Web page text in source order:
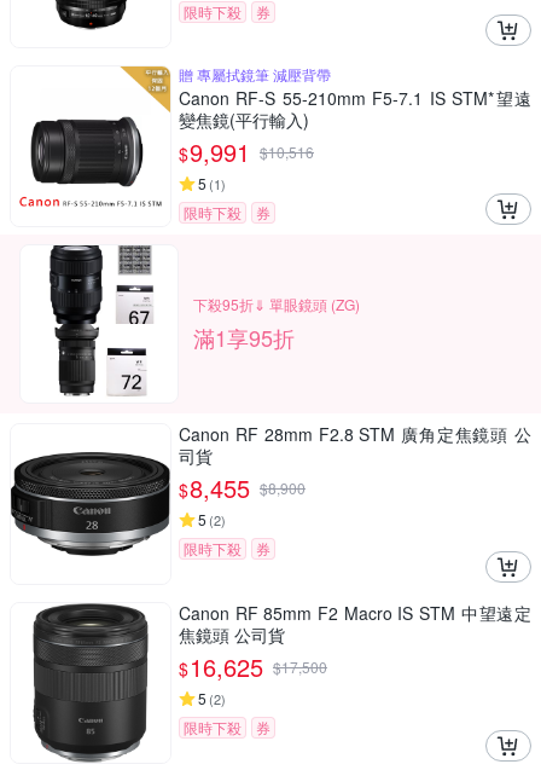
限時下殺 券
贈 專屬拭鏡筆 減壓背帶
Canon RF-S 55-210mm F5-7.1 IS STM*望遠
變焦鏡(平行輸入)
$9,991 $10,516
5 (1)
限時下殺 券
下殺95折⇓ 單眼鏡頭 (ZG)
滿1享95折
Canon RF 28mm F2.8 STM 廣角定焦鏡頭 公
司貨
$8,455 $8,900
5 (2)
限時下殺 券
Canon RF 85mm F2 Macro IS STM 中望遠定
焦鏡頭 公司貨
$16,625 $17,500
5 (2)
限時下殺 券